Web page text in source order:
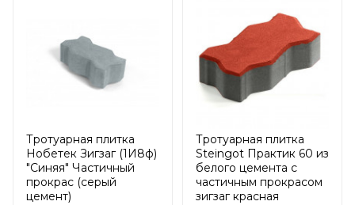
Тротуарная плитка
Нобетек Зигзаг (1И8ф)
"Синяя" Частичный
прокрас (серый
цемент)
Тротуарная плитка
Steingot Практик 60 из
белого цемента с
частичным прокрасом
зигзаг красная